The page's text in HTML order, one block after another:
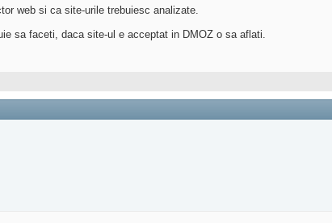
web si ca site-urile trebuiesc analizate.
sa faceti, daca site-ul e acceptat in DMOZ o sa aflati.